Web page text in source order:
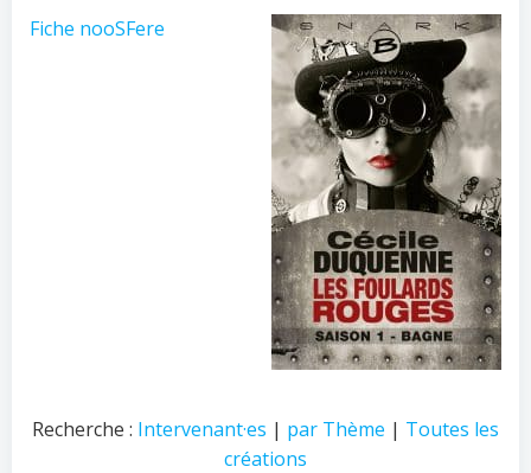
Fiche nooSFere
Recherche : Intervenant·es | par Thème | Toutes les
créations